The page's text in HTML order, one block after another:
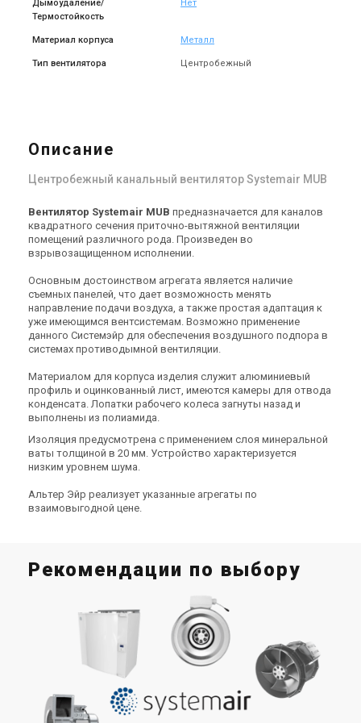
Швеция
Купить
Швеция
Акция
Швеция
Канальный вентилятор
Systemair MUB 062 560D6-
A2 IE2
Цена
Цена по запросу
Акция
Швеция
Systemair MUB 062 630D4-
A2 IE2
Цена
Цена по запросу
Снят с производства
Оставить отзыв
Цена по запросу
В наличии Оставить отзыв
Швеция
130 019 грн 200 028 грн
Швеция
Снят с производства
Оставить отзыв
Акция
Дымоудаление/
Термостойкость
Нет
Материал корпуса Металл
Тип вентилятора Центробежный
Описание
Центробежный канальный вентилятор Systemair MUB
Вентилятор Systemair MUB предназначается для каналов
квадратного сечения приточно-вытяжной вентиляции
помещений различного рода. Произведен во
взрывозащищенном исполнении.
Основным достоинством агрегата является наличие
съемных панелей, что дает возможность менять
направление подачи воздуха, а также простая адаптация к
уже имеющимся вентсистемам. Возможно применение
данного Системэйр для обеспечения воздушного подпора в
системах противодымной вентиляции.
Материалом для корпуса изделия служит алюминиевый
профиль и оцинкованный лист, имеются камеры для отвода
конденсата. Лопатки рабочего колеса загнуты назад и
выполнены из полиамида.
Изоляция предусмотрена с применением слоя минеральной
ваты толщиной в 20 мм. Устройство характеризуется
низким уровнем шума.
Альтер Эйр реализует указанные агрегаты по
взаимовыгодной цене.
Рекомендации по выбору